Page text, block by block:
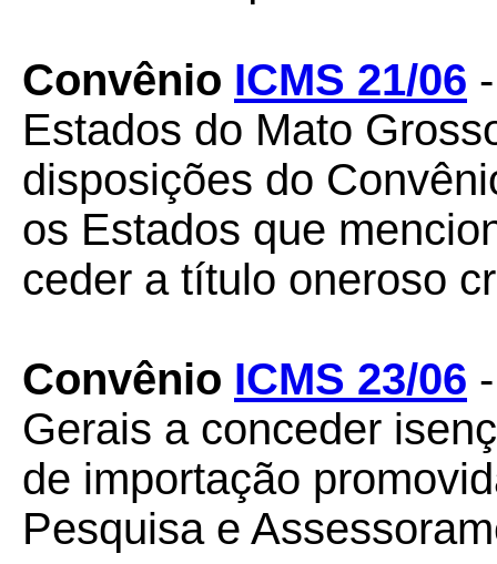
Convênio ICMS 21/06
Estados do Mato
disposições do
os Estados que
ceder a título oneroso
Convênio ICMS 23/06
Gerais a conceder
de importação
Pesquisa e